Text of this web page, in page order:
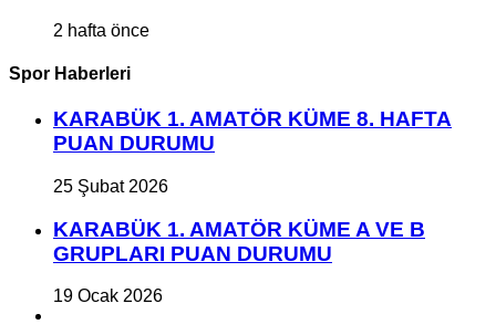
2 hafta önce
Spor Haberleri
KARABÜK 1. AMATÖR KÜME 8. HAFTA
PUAN DURUMU
25 Şubat 2026
KARABÜK 1. AMATÖR KÜME A VE B
GRUPLARI PUAN DURUMU
19 Ocak 2026